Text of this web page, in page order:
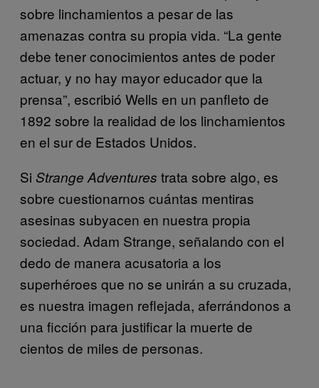
sobre linchamientos a pesar de las
amenazas contra su propia vida. “La gente
debe tener conocimientos antes de poder
actuar, y no hay mayor educador que la
prensa”, escribió Wells en un panfleto de
1892 sobre la realidad de los linchamientos
en el sur de Estados Unidos.
Si Strange Adventures trata sobre algo, es
sobre cuestionarnos cuántas mentiras
asesinas subyacen en nuestra propia
sociedad. Adam Strange, señalando con el
dedo de manera acusatoria a los
superhéroes que no se unirán a su cruzada,
es nuestra imagen reflejada, aferrándonos a
una ficción para justificar la muerte de
cientos de miles de personas.